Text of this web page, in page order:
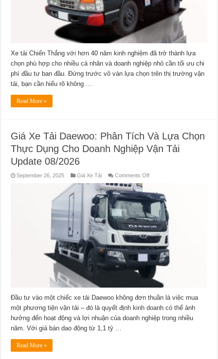
Update
Xe tải Chiến Thắng với hơn 40 năm kinh nghiệm đã trở thành lựa
chọn phù hợp cho nhiều cá nhân và doanh nghiệp nhỏ cần tối ưu chi
phí đầu tư ban đầu. Đứng trước vô vàn lựa chọn trên thị trường vận
tải, bạn cần hiểu rõ không …
Read More »
Giá Xe Tải Daewoo: Phân Tích Và Lựa Chọn
Thực Dụng Cho Doanh Nghiệp Vận Tải
Update 08/2026
September 26, 2025 Giá Xe Tải Comments Offon
Tải
Daewoo:
Phân
Tích
Và
Lựa
Chọn
Thực
Dụng
Cho
Doanh
Nghiệp
Vận
Tải
Update
08/2026
Đầu tư vào một chiếc xe tải Daewoo không đơn thuần là việc mua
một phương tiện vận tải – đó là quyết định kinh doanh có thể ảnh
hưởng đến hoạt động và lợi nhuận của doanh nghiệp trong nhiều
năm. Với giá bán dao động từ 1,1 tỷ …
Read More »